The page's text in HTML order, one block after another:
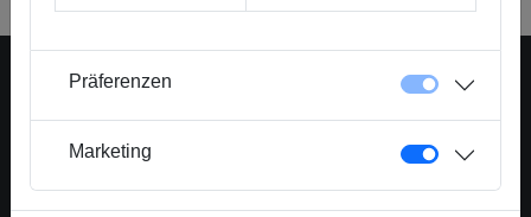
Eine Plattform der Crowd Solutions AG
Präferenzen
Marketing